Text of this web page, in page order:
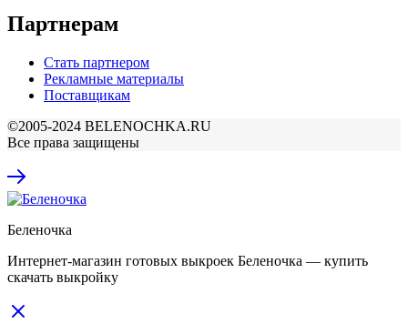
Партнерам
Стать партнером
Рекламные материалы
Поставщикам
©2005-2024 BELENOCHKA.RU
Все права защищены
Беленочка
Интернет-магазин готовых выкроек Беленочка — купить
скачать выкройку